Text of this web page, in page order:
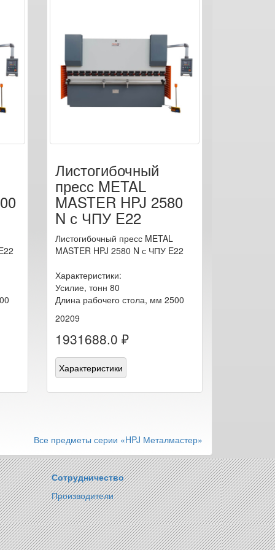
Листогибочный
пресс METAL
MASTER HPJ 2580
N с ЧПУ E22
Листогибочный пресс METAL
MASTER HPJ 2580 N с ЧПУ E22
Характеристики:
Усилие, тонн 80
Длина рабочего стола, мм 2500
20209
1931688.0 ₽
Характеристики
Все предметы серии «HPJ Металмастер»
Сотрудничество
Производители